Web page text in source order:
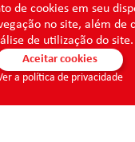
de cookies em seu
no site, além de
de utilização do site.
Aceitar cookies
a política de privacidade